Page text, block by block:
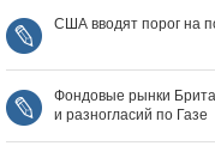
США вводят порог на
Фондовые рынки
и разногласий по Газе